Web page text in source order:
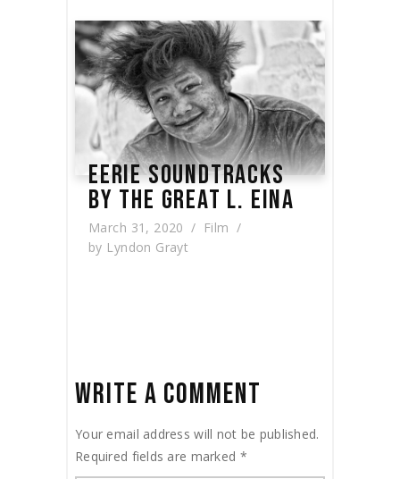
EERIE SOUNDTRACKS
BY THE GREAT L. EINA
March 31, 2020
Film
by Lyndon Grayt
WRITE A COMMENT
Your email address will not be published.
Required fields are marked *